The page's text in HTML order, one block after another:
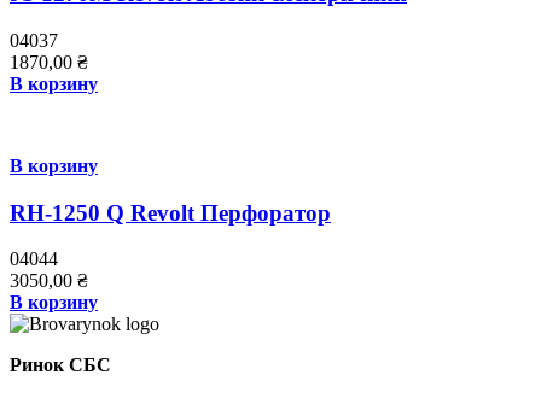
04037
1870,00 ₴
В корзину
В корзину
RH-1250 Q Revolt Перфоратор
04044
3050,00 ₴
В корзину
Ринок СБС